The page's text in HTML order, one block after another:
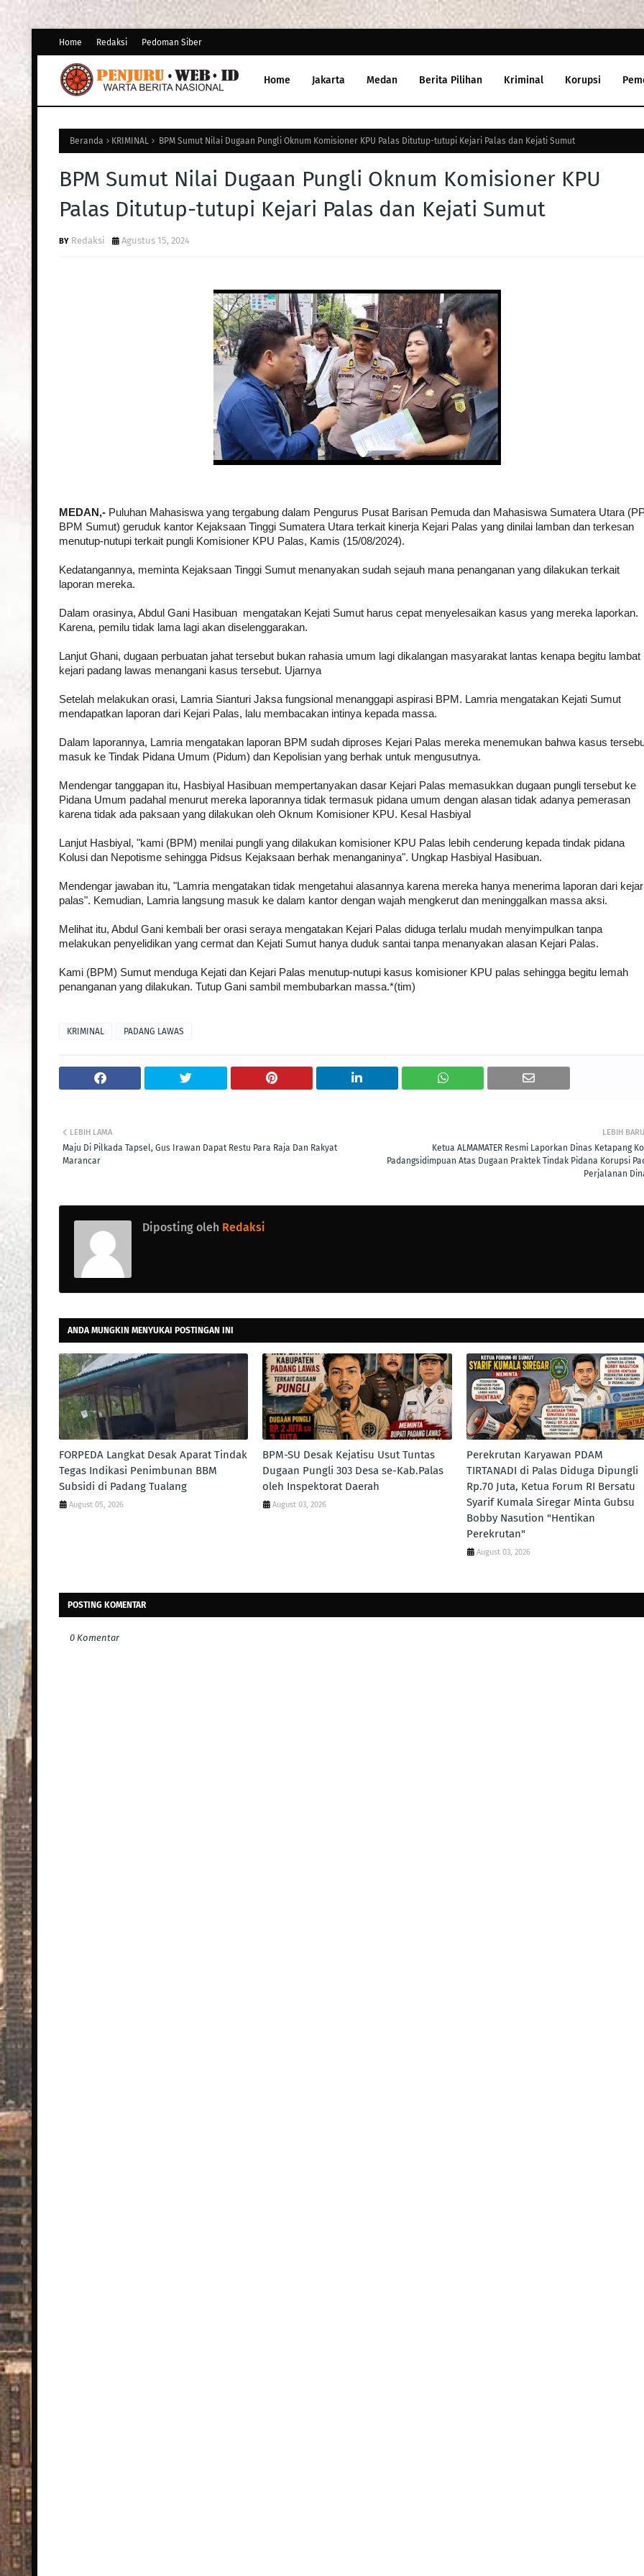
Home Redaksi Pedoman Siber
Home Jakarta Medan Berita Pilihan Kriminal Korupsi
Beranda KRIMINAL BPM Sumut Nilai Dugaan Pungli Oknum Komisioner KPU Palas Ditutup-tutupi Kejari Palas dan Kejati Sumut
BPM Sumut Nilai Dugaan Pungli Oknum Komisioner KPU
Palas Ditutup-tutupi Kejari Palas dan Kejati Sumut
Redaksi Agustus 15, 2024
MEDAN,- Puluhan Mahasiswa yang tergabung dalam Pengurus Pusat Barisan Pemuda dan Mahasiswa Sumatera Utara
BPM Sumut) geruduk kantor Kejaksaan Tinggi Sumatera Utara terkait kinerja Kejari Palas yang dinilai lamban dan terkesan
menutup-nutupi terkait pungli Komisioner KPU Palas, Kamis (15/08/2024).
Kedatangannya, meminta Kejaksaan Tinggi Sumut menanyakan sudah sejauh mana penanganan yang dilakukan terkait
laporan mereka.
Dalam orasinya, Abdul Gani Hasibuan mengatakan Kejati Sumut harus cepat menyelesaikan kasus yang mereka laporkan.
Karena, pemilu tidak lama lagi akan diselenggarakan.
Lanjut Ghani, dugaan perbuatan jahat tersebut bukan rahasia umum lagi dikalangan masyarakat lantas kenapa begitu lambat
kejari padang lawas menangani kasus tersebut. Ujarnya
Setelah melakukan orasi, Lamria Sianturi Jaksa fungsional menanggapi aspirasi BPM. Lamria mengatakan Kejati Sumut
mendapatkan laporan dari Kejari Palas, lalu membacakan intinya kepada massa.
Dalam laporannya, Lamria mengatakan laporan BPM sudah diproses Kejari Palas mereka menemukan bahwa kasus
masuk ke Tindak Pidana Umum (Pidum) dan Kepolisian yang berhak untuk mengusutnya.
Mendengar tanggapan itu, Hasbiyal Hasibuan mempertanyakan dasar Kejari Palas memasukkan dugaan pungli tersebut ke
Pidana Umum padahal menurut mereka laporannya tidak termasuk pidana umum dengan alasan tidak adanya pemerasan
karena tidak ada paksaan yang dilakukan oleh Oknum Komisioner KPU. Kesal Hasbiyal
Lanjut Hasbiyal, "kami (BPM) menilai pungli yang dilakukan komisioner KPU Palas lebih cenderung kepada tindak pidana
Kolusi dan Nepotisme sehingga Pidsus Kejaksaan berhak menanganinya". Ungkap Hasbiyal Hasibuan.
Mendengar jawaban itu, "Lamria mengatakan tidak mengetahui alasannya karena mereka hanya menerima laporan dari
palas". Kemudian, Lamria langsung masuk ke dalam kantor dengan wajah mengkerut dan meninggalkan massa aksi.
Melihat itu, Abdul Gani kembali ber orasi seraya mengatakan Kejari Palas diduga terlalu mudah menyimpulkan tanpa
melakukan penyelidikan yang cermat dan Kejati Sumut hanya duduk santai tanpa menanyakan alasan Kejari Palas.
Kami (BPM) Sumut menduga Kejati dan Kejari Palas menutup-nutupi kasus komisioner KPU palas sehingga begitu lemah
penanganan yang dilakukan. Tutup Gani sambil membubarkan massa.*(tim)
KRIMINAL PADANG LAWAS
LEBIH BARU
Ketua ALMAMATER Resmi Laporkan Dinas Ketapang
Padangsidimpuan Atas Dugaan Praktek Tindak Pidana Korupsi
Perjalanan
LEBIH LAMA
Maju Di Pilkada Tapsel, Gus Irawan Dapat Restu Para Raja Dan Rakyat
Marancar
Diposting oleh Redaksi
ANDA MUNGKIN MENYUKAI POSTINGAN INI
FORPEDA Langkat Desak Aparat Tindak
Tegas Indikasi Penimbunan BBM
Subsidi di Padang Tualang
August 05, 2026
BPM-SU Desak Kejatisu Usut Tuntas
Dugaan Pungli 303 Desa se-Kab.Palas
oleh Inspektorat Daerah
August 03, 2026
Perekrutan Karyawan PDAM
TIRTANADI di Palas Diduga Dipungli
Rp.70 Juta, Ketua Forum RI Bersatu
Syarif Kumala Siregar Minta Gubsu
Bobby Nasution "Hentikan
Perekrutan"
August 03, 2026
POSTING KOMENTAR
0 Komentar